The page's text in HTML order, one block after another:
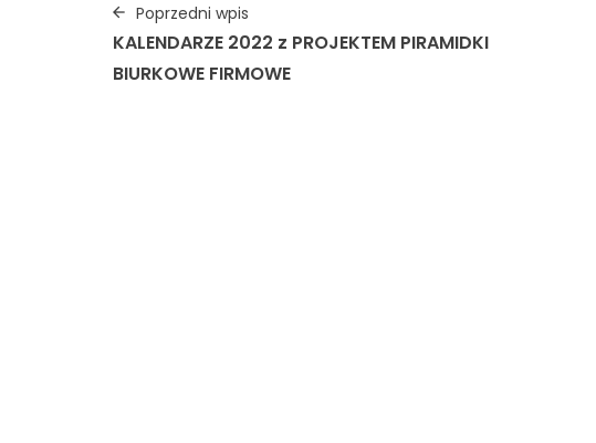
Poprzedni wpis
KALENDARZE 2022 z PROJEKTEM PIRAMIDKI
BIURKOWE FIRMOWE